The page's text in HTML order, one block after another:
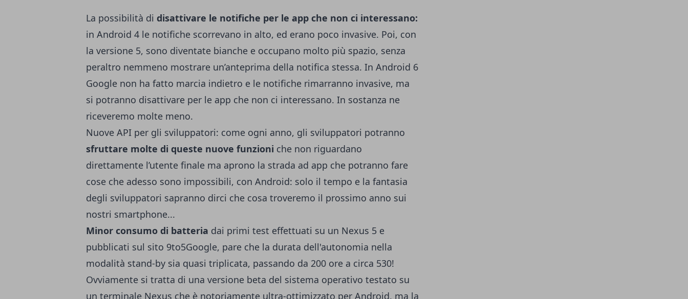
La possibilità di disattivare le notifiche per le app che non ci interessano:
in Android 4 le notifiche scorrevano in alto, ed erano poco invasive. Poi, con
la versione 5, sono diventate bianche e occupano molto più spazio, senza
peraltro nemmeno mostrare un’anteprima della notifica stessa. In Android 6
Google non ha fatto marcia indietro e le notifiche rimarranno invasive, ma
si potranno disattivare per le app che non ci interessano. In sostanza ne
riceveremo molte meno.
Nuove API per gli sviluppatori: come ogni anno, gli sviluppatori potranno
sfruttare molte di queste nuove funzioni che non riguardano
direttamente l’utente finale ma aprono la strada ad app che potranno fare
cose che adesso sono impossibili, con Android: solo il tempo e la fantasia
degli sviluppatori sapranno dirci che cosa troveremo il prossimo anno sui
nostri smartphone...
Minor consumo di batteria dai primi test effettuati su un Nexus 5 e
pubblicati sul sito 9to5Google, pare che la durata dell'autonomia nella
modalità stand-by sia quasi triplicata, passando da 200 ore a circa 530!
Ovviamente si tratta di una versione beta del sistema operativo testato su
un terminale Nexus che è notoriamente ultra-ottimizzato per Android, ma la